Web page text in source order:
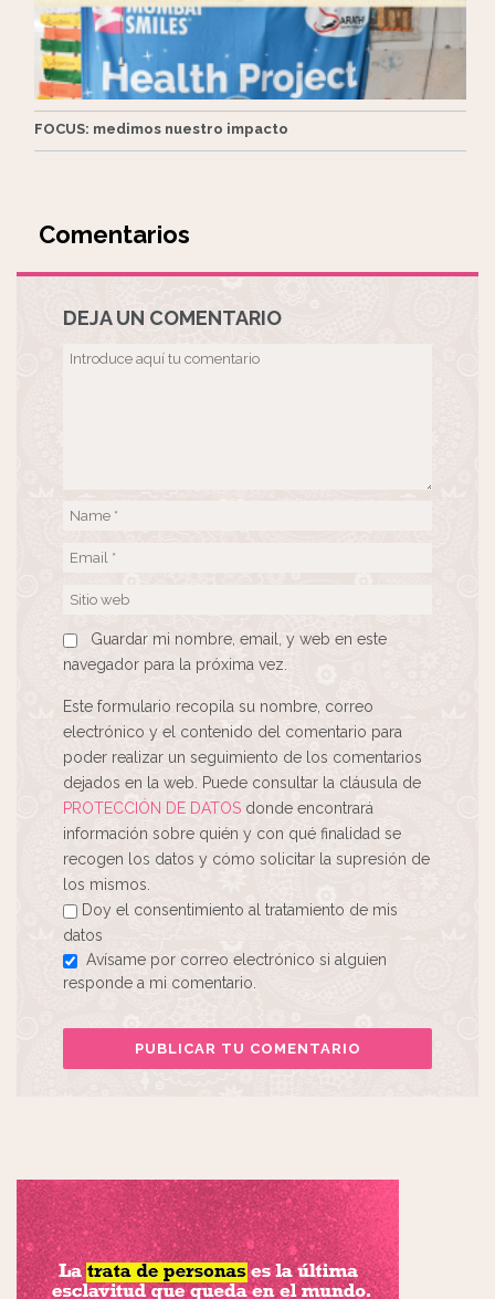
FOCUS: medimos nuestro impacto
Comentarios
DEJA UN COMENTARIO
Guardar mi nombre, email, y web en este
navegador para la próxima vez.
Este formulario recopila su nombre, correo
electrónico y el contenido del comentario para
poder realizar un seguimiento de los comentarios
dejados en la web. Puede consultar la cláusula de
PROTECCIÓN DE DATOS donde encontrará
información sobre quién y con qué finalidad se
recogen los datos y cómo solicitar la supresión de
los mismos.
Doy el consentimiento al tratamiento de mis
datos
Avísame por correo electrónico si alguien
responde a mi comentario.